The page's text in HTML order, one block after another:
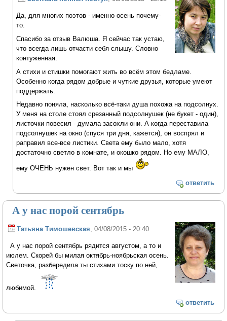
Да, для многих поэтов - именно осень почему-
то.
Спасибо за отзыв Валюша. Я сейчас так устаю,
что всегда лишь отчасти себя слышу. Словно
контуженная.
А стихи и стишки помогают жить во всём этом бедламе.
Особенно когда рядом добрые и чуткие друзья, которые умеют
поддержать.
Недавно поняла, насколько всё-таки душа похожа на подсолнух.
У меня на столе стоял срезанный подсолнушек (не букет - один),
листочки повесил - думала засохли они. А когда переставила
подсолнушек на окно (спуся три дня, кажется), он воспрял и
раправил все-все листики. Света ему было мало, хотя
достаточно светло в комнате, и окошко рядом. Но ему МАЛО,
ему ОЧЕНЬ нужен свет. Вот так и мы
ответить
А у нас порой сентябрь
Татьяна Тимошевская, 04/08/2015 - 20:40
А у нас порой сентябрь рядится августом, а то и
июлем. Скорей бы милая октябрь-ноябрьская осень.
Светочка, разбередила ты стихами тоску по ней,
любимой.
ответить